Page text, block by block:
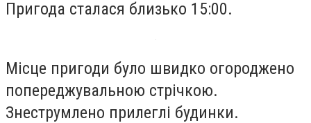
Пригода сталася близько 15:00.
Місце пригоди було швидко огороджено
попереджувальною стрічкою.
Знеструмлено прилеглі будинки.